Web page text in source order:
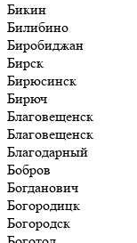
Бикин
Билибино
Биробиджан
Бирск
Бирюсинск
Бирюч
Благовещенск
Благовещенск
Благодарный
Бобров
Богданович
Богородицк
Богородск